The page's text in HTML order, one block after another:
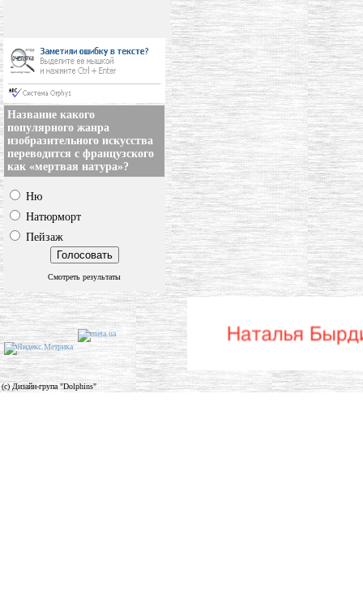
Название какого
популярного жанра
изобразительного искусства
переводится с французского
как «мертвая натура»?
Ню
Натюрморт
Пейзаж
Смотреть результаты
(c) Дизайн-група "Dolphins"